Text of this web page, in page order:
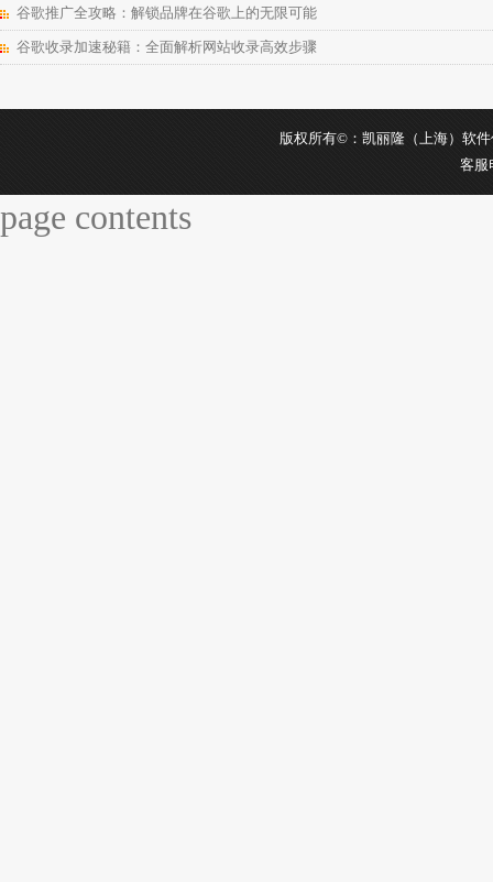
谷歌推广全攻略：解锁品牌在谷歌上的无限可能
谷歌收录加速秘籍：全面解析网站收录高效步骤
版权所有©：凯丽隆（上海）软
客服
page contents